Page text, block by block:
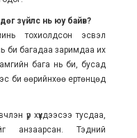
зүйлс нь юу байв?
тохиолдсон эсвэл
би багадаа заримдаа их
бага нь би, бусад
би өөрийнхөө ертөнцөд
үр хүүхдээсээ тусдаа,
анзаарсан. Тэдний